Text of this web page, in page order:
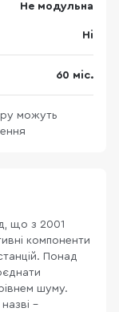
Не модульна
Ні
60 міс.
можуть
що з 2001
компоненти
Понад
шуму.
–